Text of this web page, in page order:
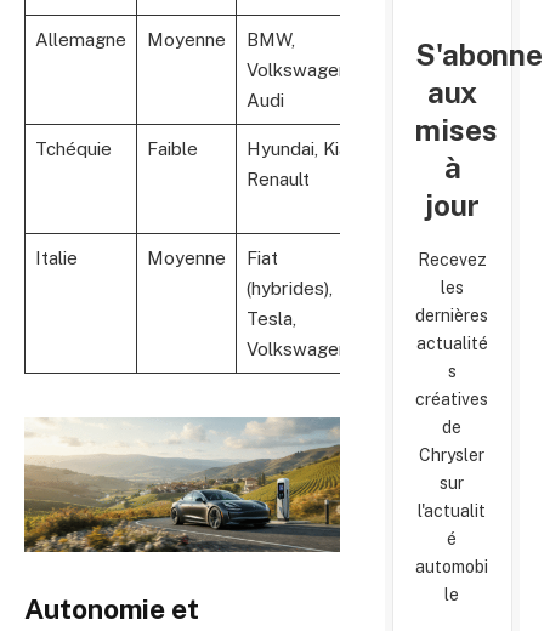
Allemagne Moyenne
BMW,
Volkswagen,
Audi
Bornes souvent
compatibles
Tchéquie Faible
Hyundai, Kia,
Renault
majoritairement
Italie Moyenne
Fiat
(hybrides),
Tesla,
Volkswagen
Superchargeurs
surtout en
villes grandes
tailles
Autonomie et
aux
mises
à
jour
Recevez
les
dernières
actualité
s
créatives
de
Chrysler
sur
l'actualit
é
automobi
le